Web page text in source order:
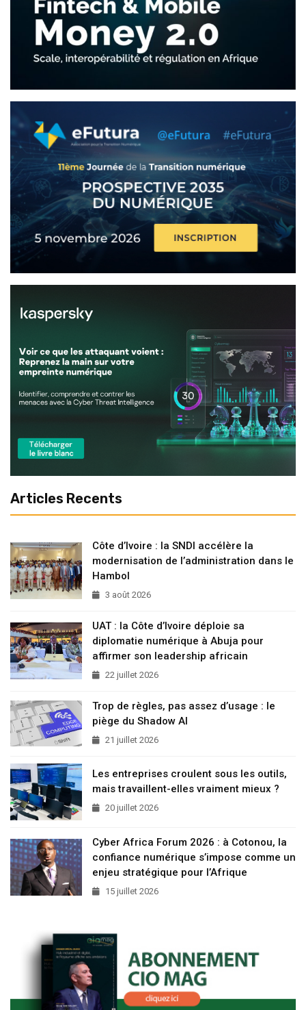
Articles Recents
Côte d’Ivoire : la SNDI accélère la
modernisation de l’administration dans le
Hambol
3 août 2026
UAT : la Côte d’Ivoire déploie sa
diplomatie numérique à Abuja pour
affirmer son leadership africain
22 juillet 2026
Trop de règles, pas assez d’usage : le
piège du Shadow AI
21 juillet 2026
Les entreprises croulent sous les outils,
mais travaillent-elles vraiment mieux ?
20 juillet 2026
Cyber Africa Forum 2026 : à Cotonou, la
confiance numérique s’impose comme un
enjeu stratégique pour l’Afrique
15 juillet 2026